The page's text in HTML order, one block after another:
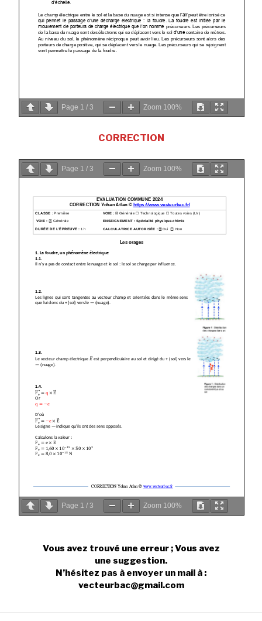
Page 1 / 3 Zoom 100%
CORRECTION
Page 1 / 3 Zoom 100%
Page 1 / 3 Zoom 100%
Vous avez trouvé une erreur ; Vous avez
une suggestion.
N’hésitez pas à envoyer un mail à :
vecteurbac@gmail.com